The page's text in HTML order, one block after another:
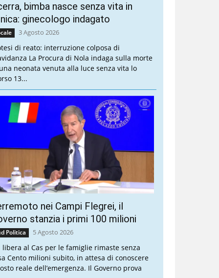
bimba nasce senza vita in
ginecologo indagato
3 Agosto 2026
di reato: interruzione colposa di
La Procura di Nola indaga sulla morte
neonata venuta alla luce senza vita lo
13...
nei Campi Flegrei, il
stanzia i primi 100 milioni
Politica 5 Agosto 2026
libera al Cas per le famiglie rimaste senza
Cento milioni subito, in attesa di conoscere
reale dell’emergenza. Il Governo prova